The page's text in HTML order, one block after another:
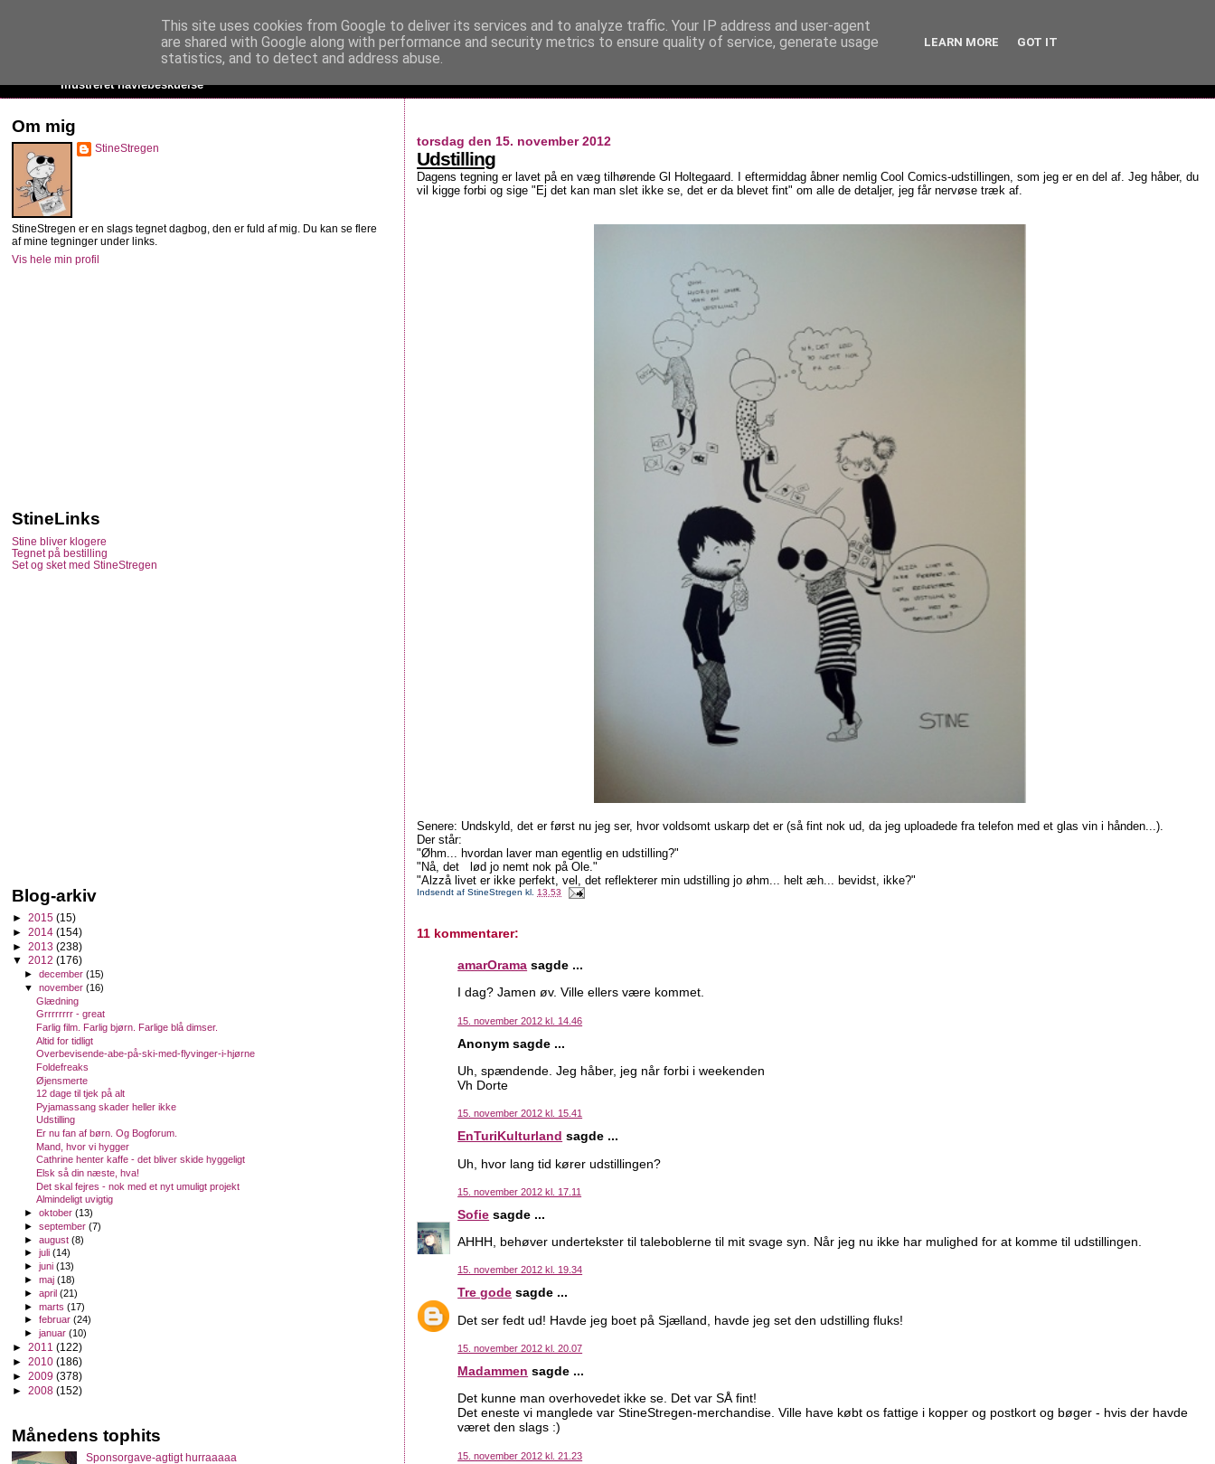
StineStregen
Illustreret navlebeskuelse
torsdag den 15. november 2012
Udstilling
Dagens tegning er lavet på en væg tilhørende Gl Holtegaard. I eftermiddag åbner nemlig Cool Comics-udstillingen, som jeg er en del af. Jeg håber, du
vil kigge forbi og sige "Ej det kan man slet ikke se, det er da blevet fint" om alle de detaljer, jeg får nervøse træk af.
Senere: Undskyld, det er først nu jeg ser, hvor voldsomt uskarp det er (så fint nok ud, da jeg uploadede fra telefon med et glas vin i hånden...).
Der står:
"Øhm... hvordan laver man egentlig en udstilling?"
"Nå, det lød jo nemt nok på Ole."
"Alzzå livet er ikke perfekt, vel, det reflekterer min udstilling jo øhm... helt æh... bevidst, ikke?"
Indsendt afStineStregen kl.13.53
11 kommentarer:
amarOrama sagde ...
I dag? Jamen øv. Ville ellers være kommet.
15. november 2012 kl. 14.46
Anonym sagde ...
Uh, spændende. Jeg håber, jeg når forbi i weekenden
Vh Dorte
15. november 2012 kl. 15.41
EnTuriKulturland sagde ...
Uh, hvor lang tid kører udstillingen?
15. november 2012 kl. 17.11
Sofie sagde ...
AHHH, behøver undertekster til taleboblerne til mit svage syn. Når jeg nu ikke har mulighed for at komme til udstillingen.
15. november 2012 kl. 19.34
Tre gode sagde ...
Det ser fedt ud! Havde jeg boet på Sjælland, havde jeg set den udstilling fluks!
15. november 2012 kl. 20.07
Madammen sagde ...
Det kunne man overhovedet ikke se. Det var SÅ fint!
Det eneste vi manglede var StineStregen-merchandise. Ville have købt os fattige i kopper og postkort og bøger - hvis der havde
været den slags :)
15. november 2012 kl. 21.23
Om mig
StineStregen
StineStregen er en slags tegnet dagbog, den er fuld af mig. Du kan se flere
af mine tegninger under links.
Vis hele min profil
StineLinks
Stine bliver klogere
Tegnet på bestilling
Set og sket med StineStregen
Blog-arkiv
► 2015 (15)
► 2014 (154)
► 2013 (238)
▼ 2012 (176)
►december(15)
▼november(16)
Glædning
Grrrrrrrr - great
Farlig film. Farlig bjørn. Farlige blå dimser.
Altid for tidligt
Overbevisende-abe-på-ski-med-flyvinger-i-hjørne
Foldefreaks
Øjensmerte
12 dage til tjek på alt
Pyjamassang skader heller ikke
Udstilling
Er nu fan af børn. Og Bogforum.
Mand, hvor vi hygger
Cathrine henter kaffe - det bliver skide hyggeligt
Elsk så din næste, hva!
Det skal fejres - nok med et nyt umuligt projekt
Almindeligt uvigtig
►oktober(13)
►september(7)
►august(8)
►juli(14)
►juni(13)
►maj(18)
►april(21)
►marts(17)
►februar(24)
►januar(10)
► 2011 (122)
► 2010 (186)
► 2009 (378)
► 2008 (152)
Månedens tophits
Sponsorgave-agtigt hurraaaaa
This site uses cookies from Google to deliver its services and to analyze traffic. Your IP address and user-agent
are shared with Google along with performance and security metrics to ensure quality of service, generate usage
statistics, and to detect and address abuse.
LEARN MORE GOT IT